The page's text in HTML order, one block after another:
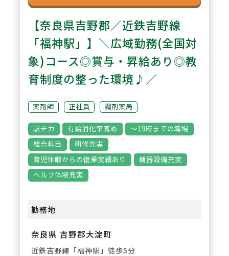
有給休暇消化毎年95％以上を継続
中！ワークライフバランスを大事
にしたい方は両立しやすい環境で
す。「ひとりで個人在宅には向か
わない」という方針があり、安心
して働ける就業環境です。
POINT3
【パート薬剤師さんも永年勤続報
奨制度有り♪】正社員は10万、パ
ートさんは5万の報奨がありま
【奈良県吉野郡／近鉄吉野線
「福神駅」】＼広域勤務(全国対
象)コース◎賞与・昇給あり◎教
育制度の整った環境♪／
薬剤師 正社員 調剤薬局
駅チカ 有給消化率高め
～19時までの職場
総合科目
研修充実
育児休暇からの復帰実績あり
機器設備充実
ヘルプ体制充実
勤務地
奈良県 吉野郡大淀町
近鉄吉野線「福神駅」徒歩5分